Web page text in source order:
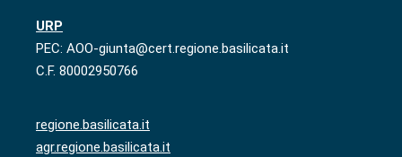
URP
PEC: AOO-giunta@cert.regione.basilicata.it
C.F. 80002950766
regione.basilicata.it
agr.regione.basilicata.it